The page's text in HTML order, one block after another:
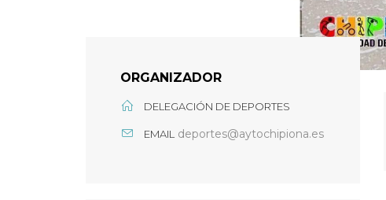
ORGANIZADOR
DELEGACIÓN DE DEPORTES
EMAIL deportes@aytochipiona.es